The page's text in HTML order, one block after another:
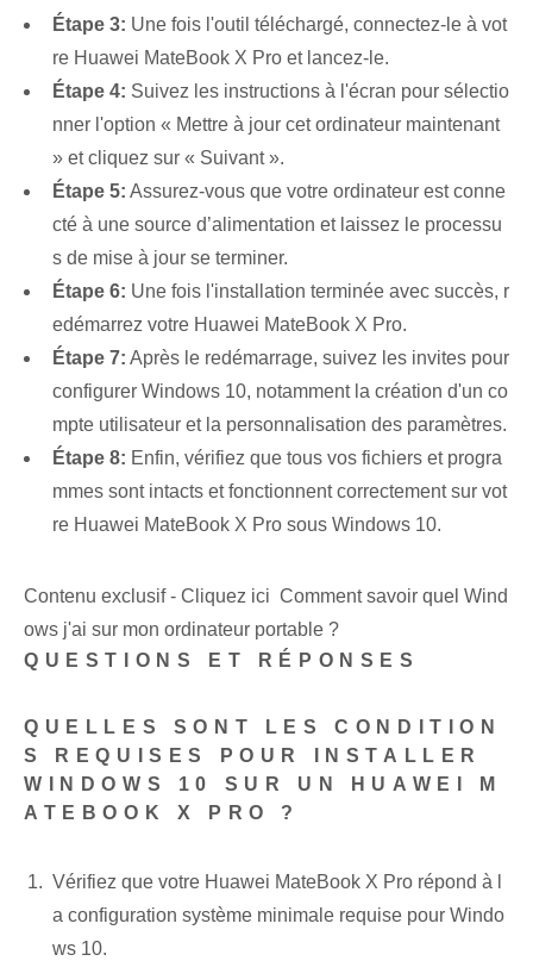
Étape 3: Une fois l'outil téléchargé, connectez-le à vot
re Huawei MateBook X Pro et lancez-le.
Étape 4: Suivez les instructions à l'écran pour sélectio
nner l'option « Mettre à jour cet ordinateur maintenant
» et cliquez sur « Suivant ».
Étape 5: Assurez-vous que votre ordinateur est conne
cté à une source d’alimentation et laissez le processu
s de mise à jour se terminer.
Étape 6: Une fois l'installation terminée avec succès, r
edémarrez votre Huawei MateBook X Pro.
Étape 7: Après le redémarrage, suivez les invites pour
configurer Windows 10, notamment la création d'un co
mpte utilisateur et la personnalisation des paramètres.
Étape 8: Enfin, vérifiez que tous vos fichiers et progra
mmes sont intacts et fonctionnent correctement sur vot
re Huawei MateBook X Pro sous Windows 10.
Contenu exclusif - Cliquez ici Comment savoir quel Wind
ows j'ai sur mon ordinateur portable ?
QUESTIONS ET RÉPONSES
QUELLES SONT LES CONDITION
S REQUISES POUR INSTALLER
WINDOWS 10 SUR UN HUAWEI M
ATEBOOK X PRO ?
Vérifiez que votre Huawei MateBook X Pro répond à l
a configuration système minimale requise pour Windo
ws 10.